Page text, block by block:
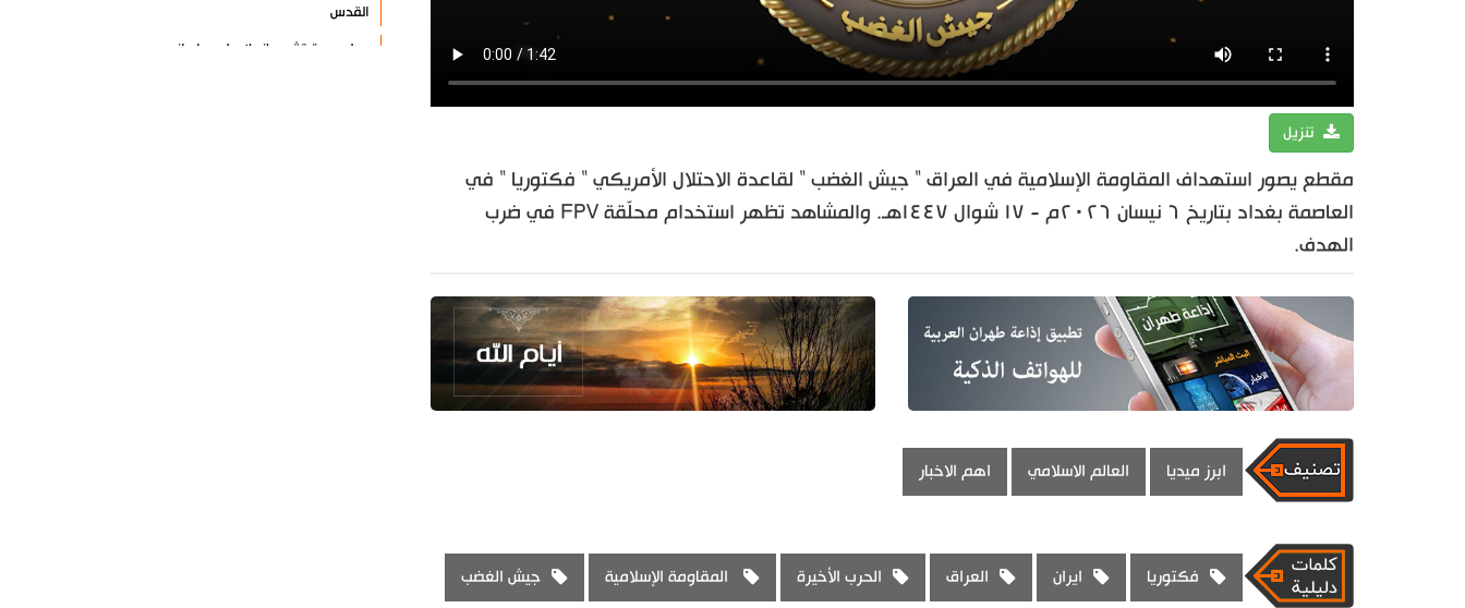
تنزيل
مقطع يصور استهداف المقاومة الإسلامية في العراق " جيش الغضب " لقاعدة الاحتلال الأمريكي " فكتوريا " في
العاصمة بغداد بتاريخ ٦ نيسان ٢٠٢٦م - ١٧ شوال ١٤٤٧هـ. والمشاهد تظهر استخدام محلّقة FPV في ضرب
الهدف.
ابرز ميديا العالم الاسلامي اهم الاخبار
فكتوريا ايران العراق الحرب الأخيرة المقاومة الإسلامية جيش الغضب
القدس
دول عربية تشيد بإنجاز علمي إيراني